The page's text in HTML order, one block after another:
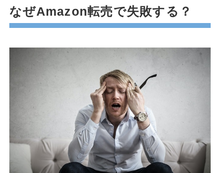
なぜAmazon転売で失敗する？